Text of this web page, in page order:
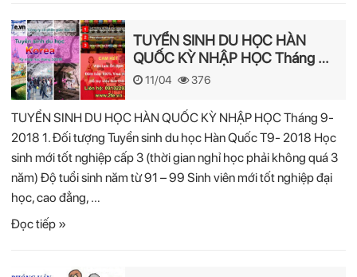
TUYỂN SINH DU HỌC HÀN
QUỐC KỲ NHẬP HỌC Tháng 9-
2018
11/04 376
TUYỂN SINH DU HỌC HÀN QUỐC KỲ NHẬP HỌC Tháng 9-
2018 1. Đối tượng Tuyển sinh du học Hàn Quốc T9- 2018 Học
sinh mới tốt nghiệp cấp 3 (thời gian nghỉ học phải không quá 3
năm) Độ tuổi sinh năm từ 91 – 99 Sinh viên mới tốt nghiệp đại
học, cao đẳng, …
Đọc tiếp »